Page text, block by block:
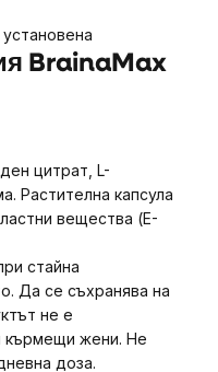
BrainaMax
цитрат, L-
Растителна капсула
вещества (E-
стайна
Да се ​​съхранява на
не е
кърмещи жени. Не
доза.